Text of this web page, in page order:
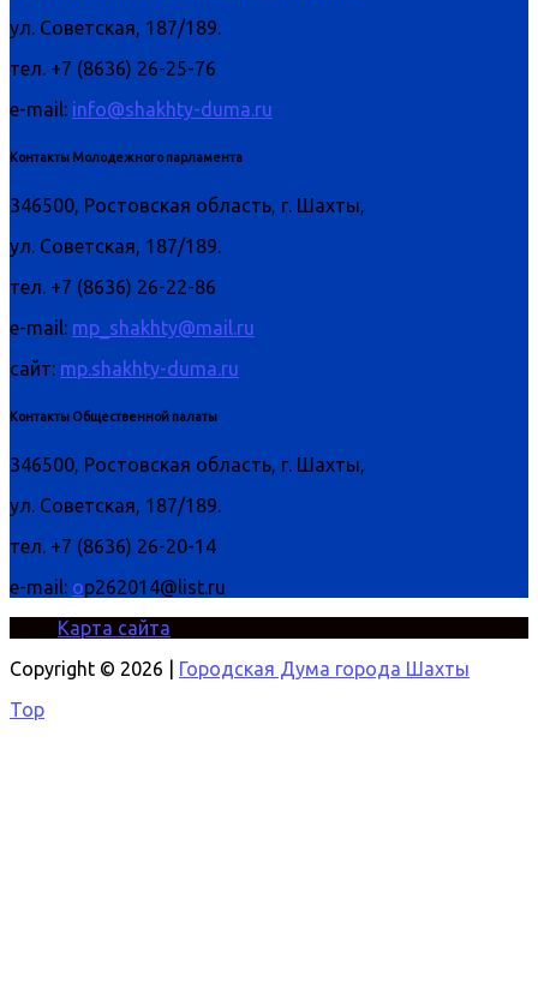
ул. Советская, 187/189.
тел. +7 (8636) 26-25-76
e-mail: info@shakhty-duma.ru
Контакты Молодежного парламента
346500, Ростовская область, г. Шахты,
ул. Советская, 187/189.
тел. +7 (8636) 26-22-86
e-mail: mp_shakhty@mail.ru
сайт: mp.shakhty-duma.ru
Контакты Общественной палаты
346500, Ростовская область, г. Шахты,
ул. Советская, 187/189.
тел. +7 (8636) 26-20-14
e-mail: op262014@list.ru
Карта сайта
Copyright © 2026 |
Городская Дума города Шахты
Top